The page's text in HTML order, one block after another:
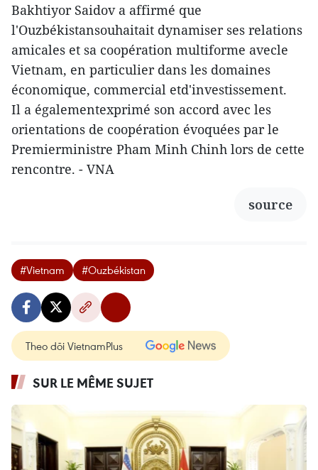
Bakhtiyor Saidov a affirmé que
l'Ouzbékistansouhaitait dynamiser ses relations
amicales et sa coopération multiforme avecle
Vietnam, en particulier dans les domaines
économique, commercial etd'investissement.
Il a égalementexprimé son accord avec les
orientations de coopération évoquées par le
Premierministre Pham Minh Chinh lors de cette
rencontre. - VNA
source
#Vietnam #Ouzbékistan
Theo dõi VietnamPlus
SUR LE MÊME SUJET